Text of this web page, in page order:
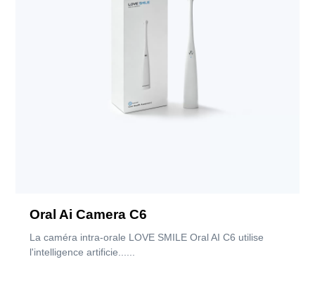
Oral Ai Camera C6
La caméra intra-orale LOVE SMILE Oral AI C6 utilise
l'intelligence artificie......